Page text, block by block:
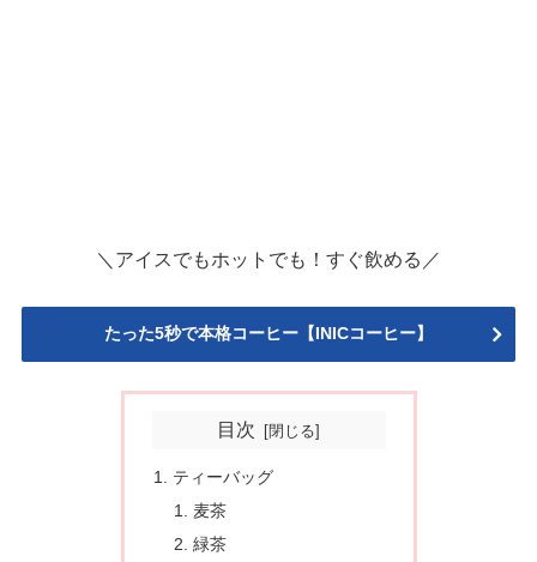
＼アイスでもホットでも！すぐ飲める／
たった5秒で本格コーヒー【INICコーヒー】
目次
ティーバッグ
麦茶
緑茶